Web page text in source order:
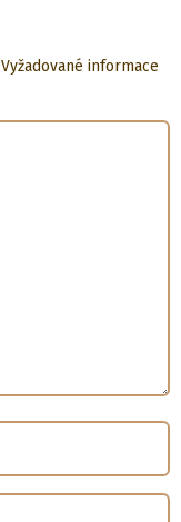
Vyžadované informace